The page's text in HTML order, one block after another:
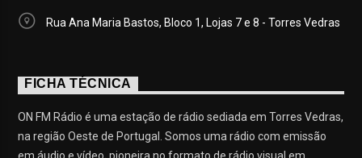
Rua Ana Maria Bastos, Bloco 1, Lojas 7 e 8 - Torres Vedras
FICHA TÉCNICA
ON FM Rádio é uma estação de rádio sediada em Torres Vedras,
na região Oeste de Portugal. Somos uma rádio com emissão